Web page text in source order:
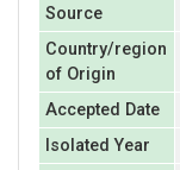
Source
Country/region
of Origin
Accepted Date
Isolated Year